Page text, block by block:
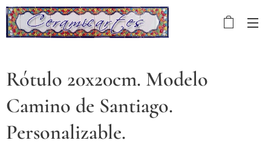
Rótulo 20x20cm. Modelo
Camino de Santiago.
Personalizable.